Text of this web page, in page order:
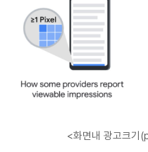
<화면내 광고크기